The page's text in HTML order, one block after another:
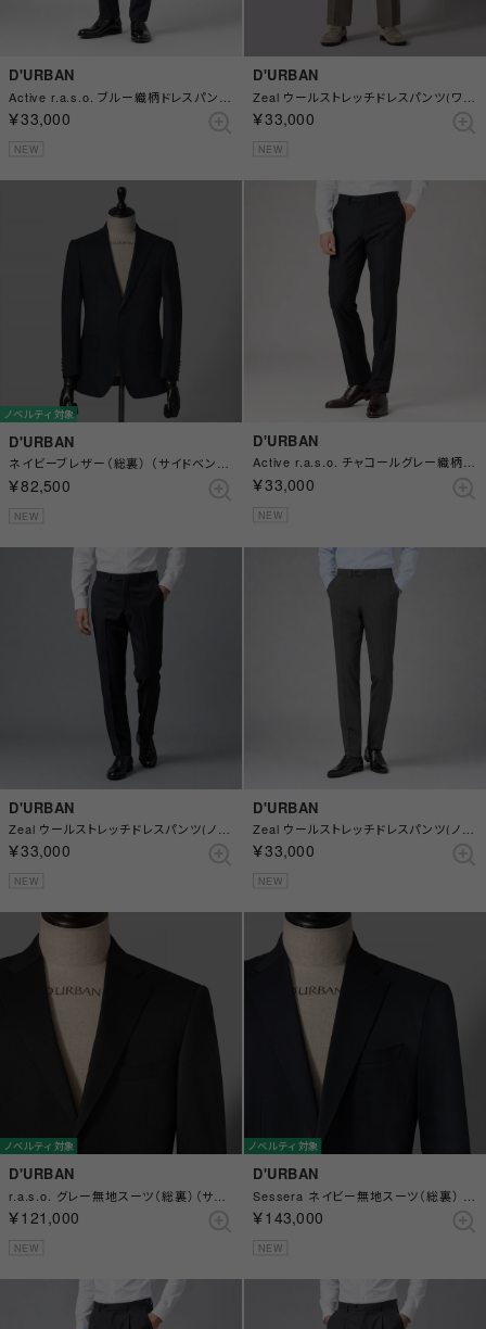
D'URBAN
￥33,000
NEW
D'URBAN
￥33,000
NEW
ノベルティ対象
D'URBAN
ネイビーブレザー（総裏） （サイドベンツ）（ネイビー）
￥82,500
NEW
D'URBAN
Active r.a.s.o. チャコールグレー織柄ドレスパンツ(ノータック) （チャコール）
￥33,000
NEW
D'URBAN
￥33,000
NEW
D'URBAN
￥33,000
NEW
ノベルティ対象
D'URBAN
￥121,000
NEW
ノベルティ対象
D'URBAN
￥143,000
NEW